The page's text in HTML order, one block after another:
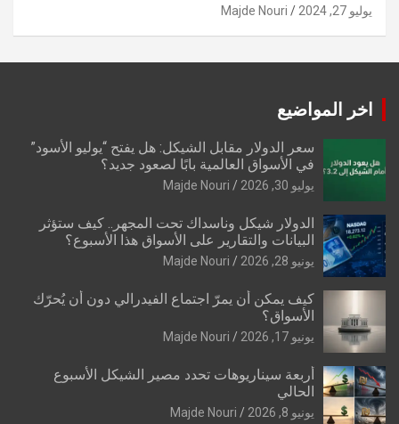
يوليو 27, 2024 Majde Nouri
اخر المواضيع
سعر الدولار مقابل الشيكل: هل يفتح “يوليو الأسود”
في الأسواق العالمية بابًا لصعود جديد؟
يوليو 30, 2026 Majde Nouri
الدولار شيكل وناسداك تحت المجهر.. كيف ستؤثر
البيانات والتقارير على الأسواق هذا الأسبوع؟
يونيو 28, 2026 Majde Nouri
كيف يمكن أن يمرّ اجتماع الفيدرالي دون أن يُحرّك
الأسواق؟
يونيو 17, 2026 Majde Nouri
أربعة سيناريوهات تحدد مصير الشيكل الأسبوع
الحالي
يونيو 8, 2026 Majde Nouri